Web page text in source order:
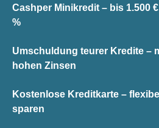
Cashper Minikredit – bis 1.500
%
Umschuldung teurer Kredite –
hohen Zinsen
Kostenlose Kreditkarte –
sparen